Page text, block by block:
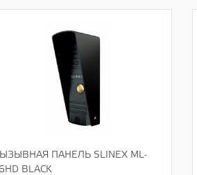
ПАНЕЛЬ SLINEX ML-
BLACK